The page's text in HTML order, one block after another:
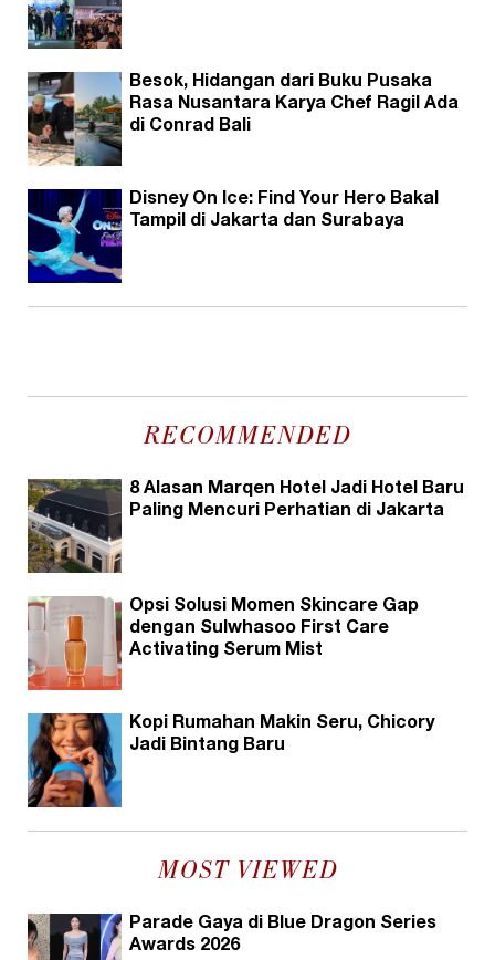
Besok, Hidangan dari Buku Pusaka
Rasa Nusantara Karya Chef Ragil Ada
di Conrad Bali
Disney On Ice: Find Your Hero Bakal
Tampil di Jakarta dan Surabaya
RECOMMENDED
8 Alasan Marqen Hotel Jadi Hotel Baru
Paling Mencuri Perhatian di Jakarta
Opsi Solusi Momen Skincare Gap
dengan Sulwhasoo First Care
Activating Serum Mist
Kopi Rumahan Makin Seru, Chicory
Jadi Bintang Baru
MOST VIEWED
Parade Gaya di Blue Dragon Series
Awards 2026